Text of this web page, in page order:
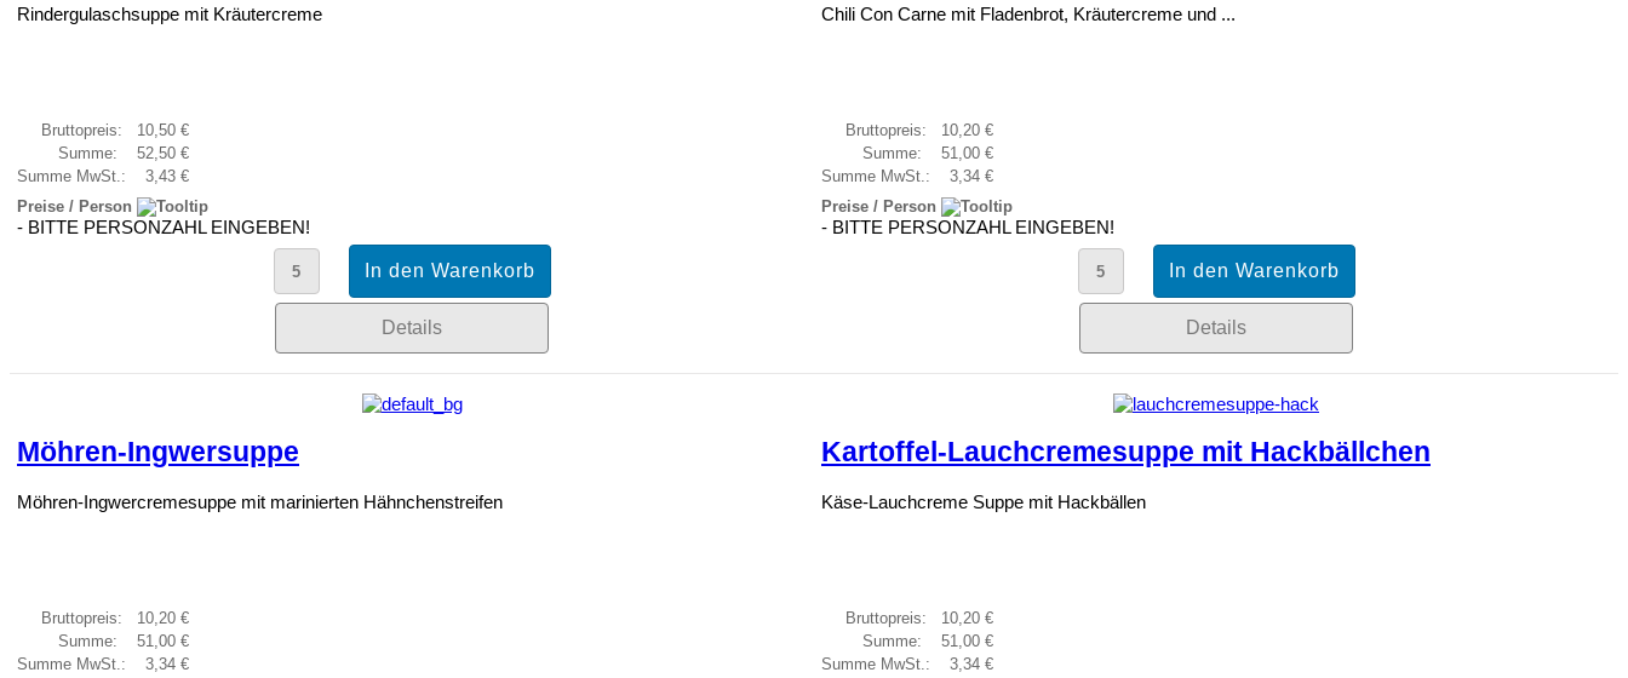
Rindergulaschsuppe mit Kräutercreme
Bruttopreis:
10,50 €
Summe:
52,50 €
Summe MwSt.:
3,43 €
Preise / Person
- BITTE PERSONZAHL EINGEBEN!
Details
Chili Con Carne mit Fladenbrot, Kräutercreme und ...
Bruttopreis:
10,20 €
Summe:
51,00 €
Summe MwSt.:
3,34 €
Preise / Person
- BITTE PERSONZAHL EINGEBEN!
Details
Möhren-Ingwersuppe
Möhren-Ingwercremesuppe mit marinierten Hähnchenstreifen
Bruttopreis:
10,20 €
Summe:
51,00 €
Summe MwSt.:
3,34 €
Kartoffel-Lauchcremesuppe mit Hackbällchen
Käse-Lauchcreme Suppe mit Hackbällen
Bruttopreis:
10,20 €
Summe:
51,00 €
Summe MwSt.:
3,34 €